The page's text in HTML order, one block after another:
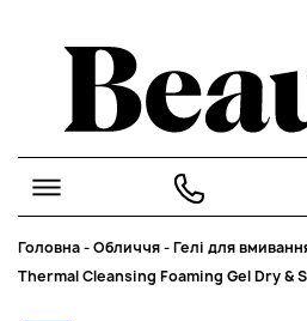
Головна-Обличчя-Гелі для
Thermal Cleansing Foaming Gel Dry &